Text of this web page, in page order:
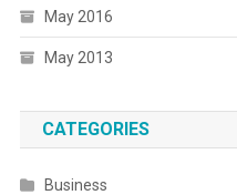
May 2016
May 2013
CATEGORIES
Business